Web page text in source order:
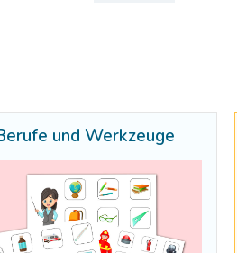
und Werkzeuge